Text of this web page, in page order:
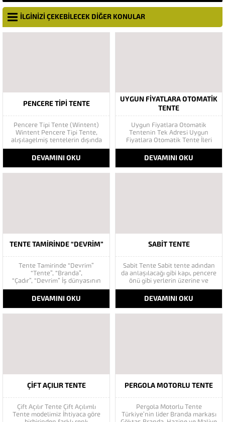
İLGİNİZİ ÇEKEBİLECEK DİĞER KONULAR
PENCERE TIPI TENTE
Pencere Tipi Tente (Wintent)
Wintent Pencere Tipi Tente,
alışılagelmiş tentelerin dışında
bir modeldir ve geniş uygulama
alanı vardır. Wintent;
pencerelerde gölgelik olarak ya
da estetik katma amaçlı
DEVAMINI OKU
UYGUN FIYATLARA OTOMATIK
TENTE
Uygun Fiyatlara Otomatik
Tentenin Tek Adresi Uygun
Fiyatlara Otomatik Tente İleri
teknoloji ürünü olan Otomatik
Tente Göktaş Branda markasıdır.
Kurulduğu günden bu yana her
zaman başarılara imza atmış
DEVAMINI OKU
TENTE TAMIRINDE “DEVRIM”
Tente Tamirinde “Devrim”
“Tente”, “Branda”,
“Çadır”, “Devrim” İş dünyasının
yoğun temposu, günlük
koşuşturmacalar derken bazen
kendimize dahi vakit ayırmakta
zorlanıyoruz. Bazen bu
DEVAMINI OKU
SABIT TENTE
Sabit Tente Sabit tente adından
da anlaşılacağı gibi kapı, pencere
önü gibi yerlerin üzerine ve
duvara monte edilerek kullanılır.
Diğer tente türlerinden en büyük
farkı hareket edecek bir
mekanizmasının olmamasıdır.
DEVAMINI OKU
ÇIFT AÇILIR TENTE
Çift Açılır Tente Çift Açılımlı
Tente modelimiz İhtiyaca göre
PERGOLA MOTORLU TENTE
Pergola Motorlu Tente
Türkiye’nin lider Branda markası